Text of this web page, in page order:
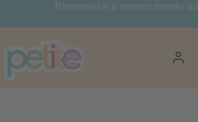
contenido
Bienvenidos a nuestro mundo